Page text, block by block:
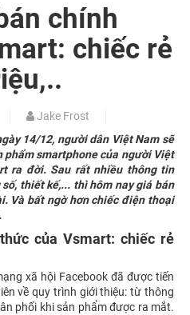
chính
chiếc rẻ
Jake Frost
14/12, người dân Việt Nam sẽ
smartphone của người Việt
ra đời. Sau rất nhiều thông tin
thiết kế,... thì hôm nay giá bán
Và bất ngờ hơn chiếc điện thoại
của Vsmart: chiếc rẻ
xã hội Facebook đã được tiến
về quy trình giới thiệu: từ thông
phối khi sản phẩm được ra mắt.